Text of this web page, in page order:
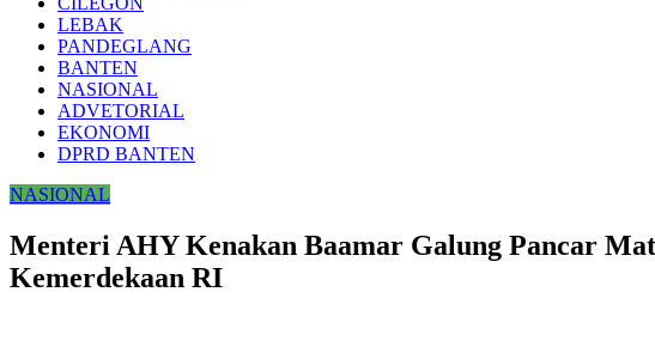
LEBAK
PANDEGLANG
BANTEN
NASIONAL
ADVETORIAL
EKONOMI
DPRD BANTEN
NASIONAL
Menteri AHY Kenakan Baamar Galung Pancar
Kemerdekaan RI